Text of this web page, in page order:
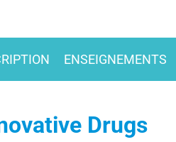
ENSEIGNEMENTS
Drugs